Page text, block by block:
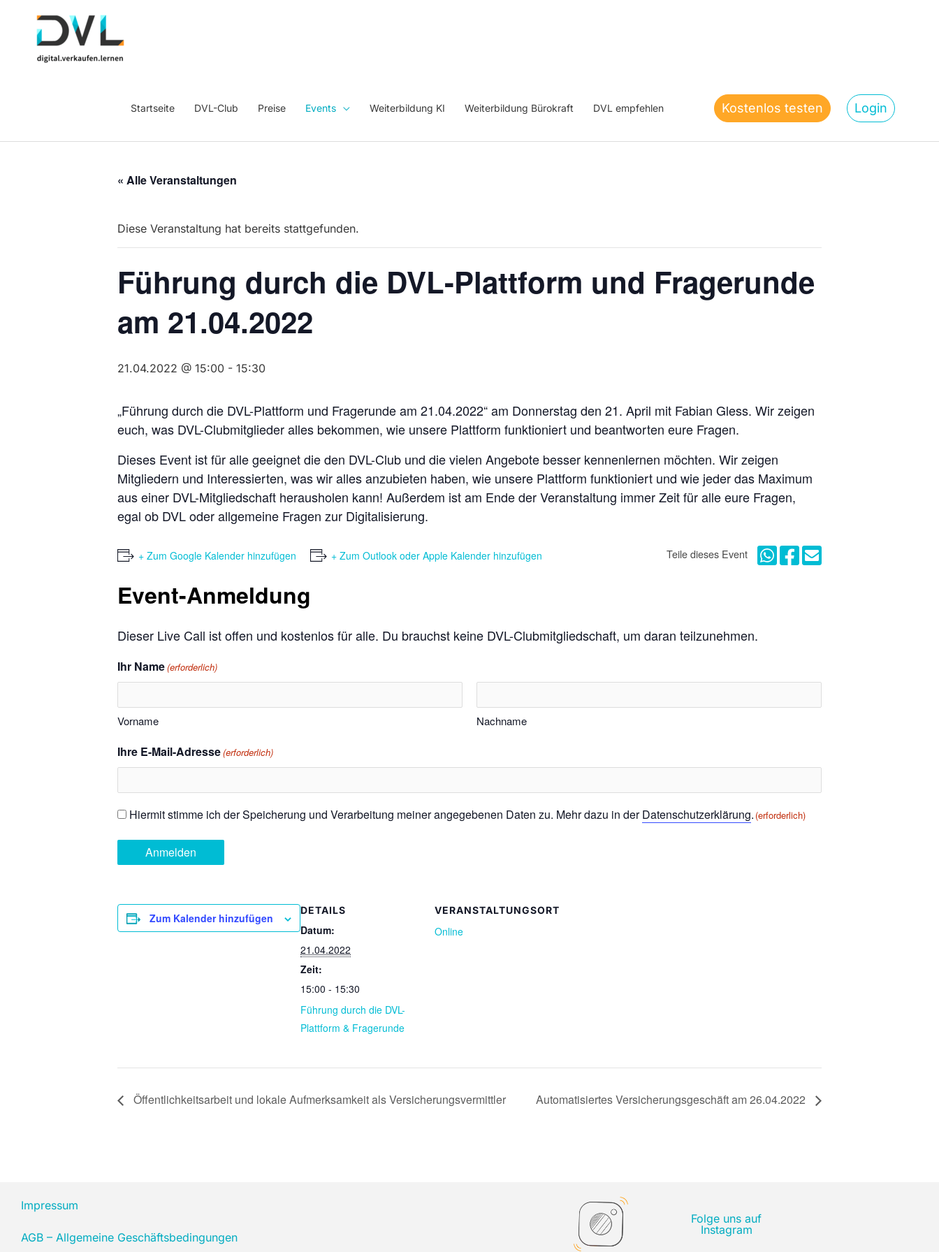
Startseite DVL-Club Preise Events Weiterbildung KI Weiterbildung Bürokraft DVL empfehlen Kostenlos testen Login
« Alle Veranstaltungen
Diese Veranstaltung hat bereits stattgefunden.
Führung durch die DVL-Plattform und Fragerunde
am 21.04.2022
21.04.2022 @ 15:00 - 15:30
„Führung durch die DVL-Plattform und Fragerunde am 21.04.2022“ am Donnerstag den 21. April mit Fabian Gless. Wir zeigen
euch, was DVL-Clubmitglieder alles bekommen, wie unsere Plattform funktioniert und beantworten eure Fragen.
Dieses Event ist für alle geeignet die den DVL-Club und die vielen Angebote besser kennenlernen möchten. Wir zeigen
Mitgliedern und Interessierten, was wir alles anzubieten haben, wie unsere Plattform funktioniert und wie jeder das Maximum
aus einer DVL-Mitgliedschaft herausholen kann! Außerdem ist am Ende der Veranstaltung immer Zeit für alle eure Fragen,
egal ob DVL oder allgemeine Fragen zur Digitalisierung.
+ Zum Google Kalender hinzufügen + Zum Outlook oder Apple Kalender hinzufügen Teile dieses Event
Event-Anmeldung
Dieser Live Call ist offen und kostenlos für alle. Du brauchst keine DVL-Clubmitgliedschaft, um daran teilzunehmen.
Ihr Name(erforderlich)
Vorname Nachname
Ihre E-Mail-Adresse(erforderlich)
Einwilligung
Hiermit stimme ich der Speicherung und Verarbeitung meiner angegebenen Daten zu. Mehr dazu in derDatenschutzerklärung. (erforderlich)
Zum Kalender hinzufügen
DETAILS
Datum:
21.04.2022
Zeit:
15:00 - 15:30
Führung durch die DVL-
Plattform & Fragerunde
VERANSTALTUNGSORT
Online
Öffentlichkeitsarbeit und lokale Aufmerksamkeit als Versicherungsvermittler Automatisiertes Versicherungsgeschäft am 26.04.2022
Impressum
AGB – Allgemeine Geschäftsbedingungen
Folge uns auf
Instagram